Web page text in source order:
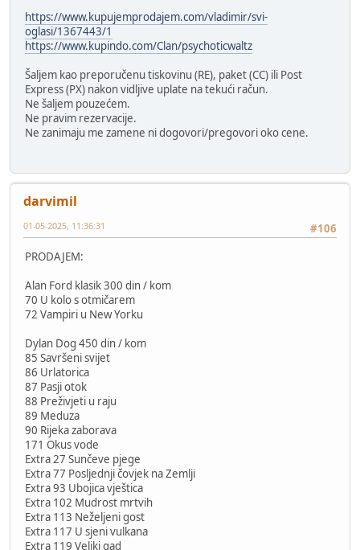
https://www.kupujemprodajem.com/vladimir/svi-
oglasi/1367443/1
https://www.kupindo.com/Clan/psychoticwaltz
Šaljem kao preporučenu tiskovinu (RE), paket (CC) ili Post
Express (PX) nakon vidljive uplate na tekući račun.
Ne šaljem pouzećem.
Ne pravim rezervacije.
Ne zanimaju me zamene ni dogovori/pregovori oko cene.
darvimil
#106
01-05-2025, 11:36:31
PRODAJEM:
Alan Ford klasik 300 din / kom
70 U kolo s otmičarem
72 Vampiri u New Yorku
Dylan Dog 450 din / kom
85 Savršeni svijet
86 Urlatorica
87 Pasji otok
88 Preživjeti u raju
89 Meduza
90 Rijeka zaborava
171 Okus vode
Extra 27 Sunčeve pjege
Extra 77 Posljednji čovjek na Zemlji
Extra 93 Ubojica vještica
Extra 102 Mudrost mrtvih
Extra 113 Neželjeni gost
Extra 117 U sjeni vulkana
Extra 119 Veliki gad